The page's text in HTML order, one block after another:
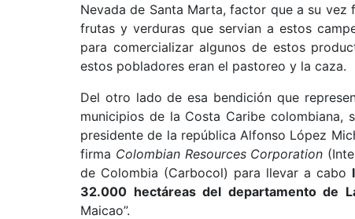
Nevada de Santa Marta, factor que a su
frutas y verduras que servian a estos
para comercializar algunos de estos
estos pobladores eran el pastoreo y la caza.
Del otro lado de esa bendición que
municipios de la Costa Caribe colombiana,
presidente de la república Alfonso López
firma Colombian Resources Corporation
de Colombia (Carbocol) para llevar a cabo
32.000 hectáreas del departamento de
Maicao”.